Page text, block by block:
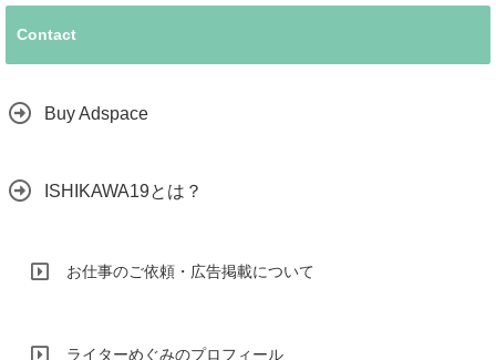
Contact
Buy Adspace
ISHIKAWA19とは？
お仕事のご依頼・広告掲載について
ライターめぐみのプロフィール